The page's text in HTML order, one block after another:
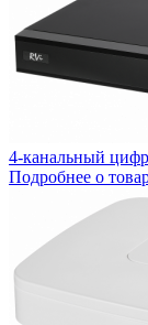
4-канальный
Подробнее о